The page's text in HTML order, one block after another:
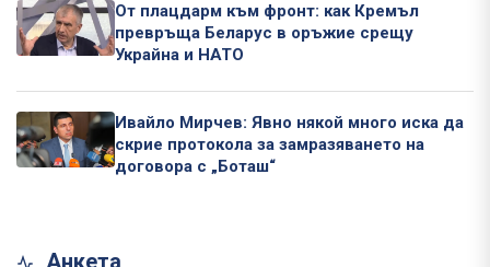
От плацдарм към фронт: как Кремъл
превръща Беларус в оръжие срещу
Украйна и НАТО
Ивайло Мирчев: Явно някой много иска да
скрие протокола за замразяването на
договора с „Боташ“